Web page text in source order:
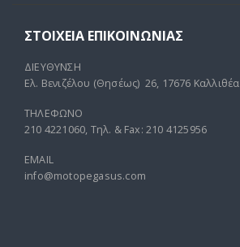
ΣΤΟΙΧΕΊΑ ΕΠΙΚΟΙΝΩΝΊΑΣ
ΔΙΕΥΘΥΝΣΗ
Ελ. Βενιζέλου (Θησέως) 26, 17676 Καλλιθέα
ΤΗΛΕΦΩΝΟ
210 4221060, Τηλ. & Fax: 210 4125956
EMAIL
info@motopegasus.com